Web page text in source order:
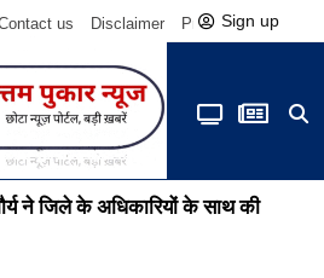
us Disclaimer Privacy Policy
Sign up
ने जिले के अधिकारियों के साथ की